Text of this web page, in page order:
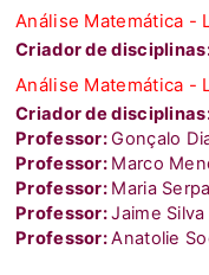
Análise Matemática -
Criador de
Análise Matemática -
Criador de
Professor:Gonçalo
Professor: Marco
Professor: Maria Serpa
Professor:Jaime Silva
Professor:Anatolie